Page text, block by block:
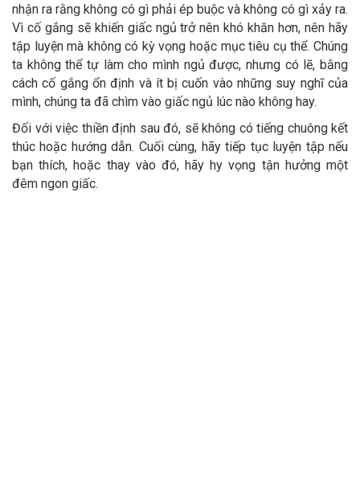
nhận ra rằng không có gì phải ép buộc và không có gì xảy ra.
Vì cố gắng sẽ khiến giấc ngủ trở nên khó khăn hơn, nên hãy
tập luyện mà không có kỳ vọng hoặc mục tiêu cụ thể. Chúng
ta không thể tự làm cho mình ngủ được, nhưng có lẽ, bằng
cách cố gắng ổn định và ít bị cuốn vào những suy nghĩ của
mình, chúng ta đã chìm vào giấc ngủ lúc nào không hay.
Đối với việc thiền định sau đó, sẽ không có tiếng chuông kết
thúc hoặc hướng dẫn. Cuối cùng, hãy tiếp tục luyện tập nếu
bạn thích, hoặc thay vào đó, hãy hy vọng tận hưởng một
đêm ngon giấc.